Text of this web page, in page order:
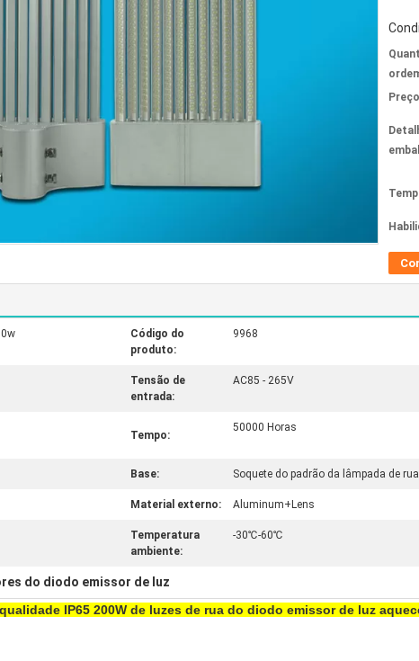
Código do
produto:
9968
Tensão de
entrada:
AC85 - 265V
Tempo:
50000 Horas
Base: Soquete do padrão da lâmpada de
Material externo: Aluminum+Lens
Temperatura
ambiente:
-30℃-60℃
do diodo emissor de luz
IP65 200W de luzes de rua do diodo emissor de luz